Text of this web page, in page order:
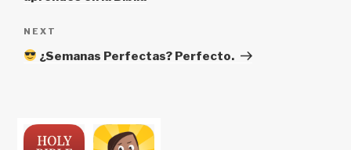
Next
Post
NEXT
¿Semanas Perfectas? Perfecto.